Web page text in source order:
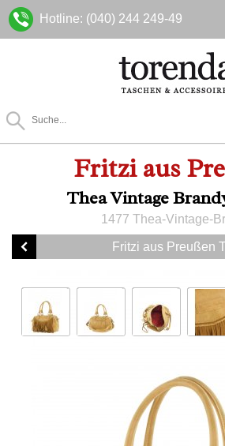
Hotline: (040) 244 249-49
Fritzi aus
Thea Vintage
1477 Thea-Vintage-
Fritzi aus Preußen